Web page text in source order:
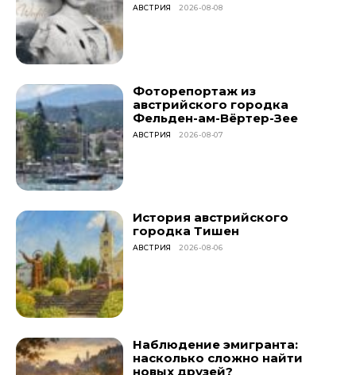
АВСТРИЯ 2026-08-08
Фоторепортаж из
австрийского городка
Фельден-ам-Вёртер-Зее
АВСТРИЯ 2026-08-07
История австрийского
городка Тишен
АВСТРИЯ 2026-08-06
Наблюдение эмигранта:
насколько сложно найти
новых друзей?